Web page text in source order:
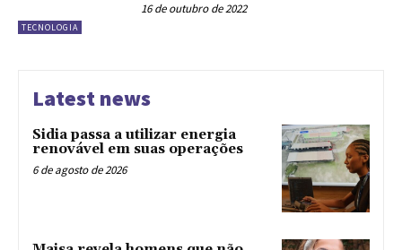
TECNOLOGIA
16 de outubro de 2022
Latest news
Sidia passa a utilizar energia
renovável em suas operações
6 de agosto de 2026